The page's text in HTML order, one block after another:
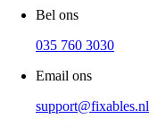
Bel ons
035 760 3030
Email ons
support@fixables.nl